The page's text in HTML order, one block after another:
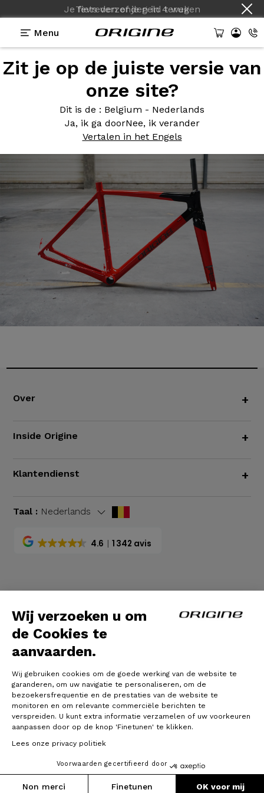
Wij verzoeken u om
de Cookies te
aanvaarden.
Wij gebruiken cookies om de goede werking van de website te
garanderen, om uw navigatie te personaliseren, om de
bezoekersfrequentie en de prestaties van de website te
monitoren en om relevante commerciële berichten te
verspreiden. U kunt extra informatie verzamelen of uw voorkeuren
aanpassen door op de knop 'Finetunen' te klikken.
Lees onze privacy politiek
Voorwaarden gecertifieerd door
Non merci Finetunen OK voor mij
Je fiets verzendenin4 weken
Menu
Zit je op de juiste versie van
onze site?
Dit is de : Belgium - Nederlands
Ja, ik ga doorNee, ik verander
Vertalen in het Engels
Photos> Kit Cadre Axxome RS Bicouleur
Kit Cadre Axxome RS
Bicouleur
Over +
Inside Origine +
Klantendienst +
Taal : Nederlands
4.6 1 342 avis
© Origine Cycles